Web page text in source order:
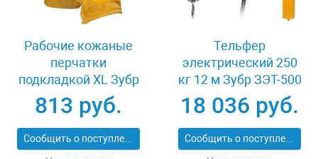
Рабочие кожаные
перчатки
подкладкой XL Зубр
МАСТЕР 1135-XL
813 руб.
Сообщить о поступлении
Тельфер
электрический 250
кг 12 м Зубр ЗЭТ-500
18 036 руб.
Сообщить о поступлении